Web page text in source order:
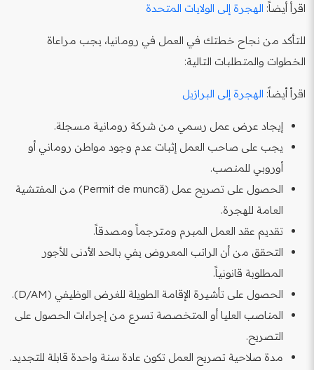
اقرأ أيضاً: الهجرة إلى الولايات المتحدة
للتأكد من نجاح خطتك في العمل في رومانيا، يجب مراعاة
الخطوات والمتطلبات التالية:
اقرأ أيضاً: الهجرة إلى البرازيل
إيجاد عرض عمل رسمي من شركة رومانية مسجلة.
يجب على صاحب العمل إثبات عدم وجود مواطن روماني أو
أوروبي للمنصب.
الحصول على تصريح عمل (Permit de muncă) من المفتشية
العامة للهجرة.
تقديم عقد العمل المبرم ومترجماً ومصدقاً.
التحقق من أن الراتب المعروض يفي بالحد الأدنى للأجور
المطلوبة قانونياً.
الحصول على تأشيرة الإقامة الطويلة للغرض الوظيفي (D/AM).
المناصب العليا أو المتخصصة تسرع من إجراءات الحصول على
التصريح.
مدة صلاحية تصريح العمل تكون عادة سنة واحدة قابلة للتجديد.